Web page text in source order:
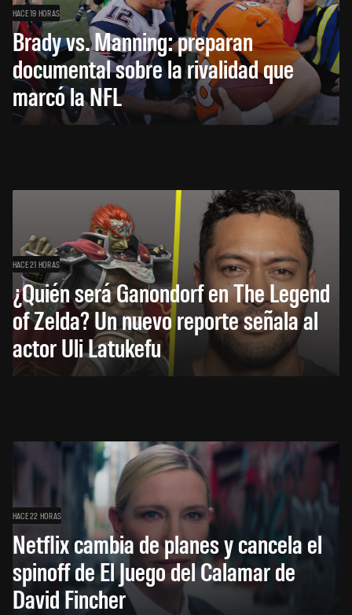
HACE 19 HORAS
Brady vs. Manning: preparan
documental sobre la rivalidad que
marcó la NFL
HACE 21 HORAS
¿Quién será Ganondorf en The Legend
of Zelda? Un nuevo reporte señala al
actor Uli Latukefu
HACE 22 HORAS
Netflix cambia de planes y cancela el
spinoff de El Juego del Calamar de
David Fincher